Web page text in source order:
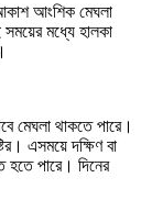
আংশিক মেঘলা
মধ্যে হালকা
মেঘলা থাকতে পারে।
এসময়ে দক্ষিণ বা
হতে পারে। দিনের